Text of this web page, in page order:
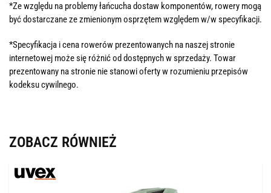
*Ze względu na problemy łańcucha dostaw komponentów, rowery mogą
być dostarczane ze zmienionym osprzętem względem w/w specyfikacji.
*Specyfikacja i cena rowerów prezentowanych na naszej stronie
internetowej może się różnić od dostępnych w sprzedaży. Towar
prezentowany na stronie nie stanowi oferty w rozumieniu przepisów
kodeksu cywilnego.
ZOBACZ RÓWNIEŻ